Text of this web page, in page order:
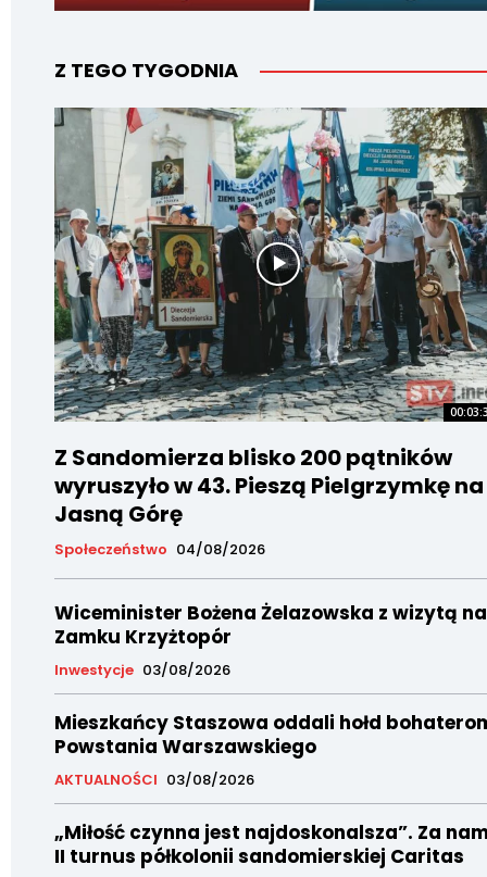
Z TEGO TYGODNIA
Z Sandomierza blisko 200 pątników
wyruszyło w 43. Pieszą Pielgrzymkę na
Jasną Górę
Społeczeństwo 04/08/2026
Wiceminister Bożena Żelazowska z wizytą na
Zamku Krzyżtopór
Inwestycje 03/08/2026
Mieszkańcy Staszowa oddali hołd
Powstania Warszawskiego
AKTUALNOŚCI 03/08/2026
„Miłość czynna jest najdoskonalsza”. Za
II turnus półkolonii sandomierskiej Caritas